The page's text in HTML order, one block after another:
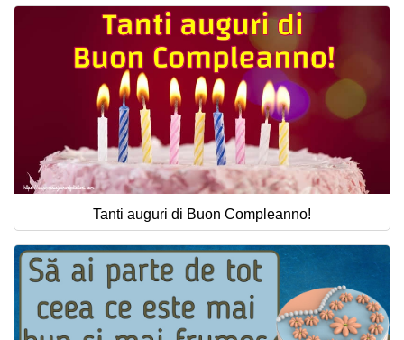
Tanti auguri di Buon Compleanno!